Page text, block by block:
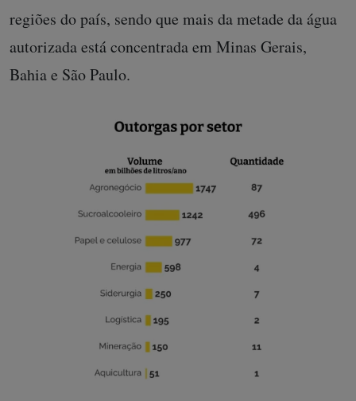
regiões do país, sendo que mais da metade da água
autorizada está concentrada em Minas Gerais,
Bahia e São Paulo.